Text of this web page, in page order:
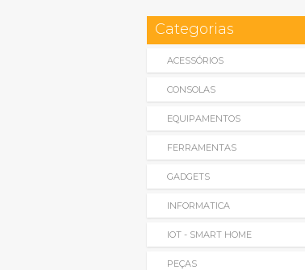
Categorias
ACESSÓRIOS
CONSOLAS
EQUIPAMENTOS
FERRAMENTAS
GADGETS
INFORMATICA
IOT - SMART HOME
PEÇAS